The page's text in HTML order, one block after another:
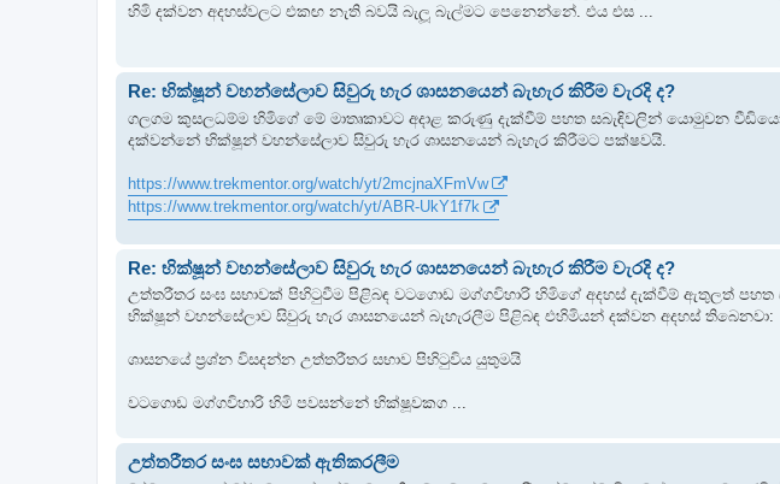
හිමි දක්වන අදහස්වලට එකඟ නැති බවයි බැලූ බැල්මට පෙනෙන්නේ. එය එස ...
Re: භික්ෂූන් වහන්සේලාව සිවුරු හැර ශාසනයෙන් බැහැර කිරීම වැරදි ද?
ගලගම කුසලධම්ම හිමිගේ මේ මාතෘකාවට අදාළ කරුණු දැක්වීම් පහත සබැඳිවලින් යොමුවන
දක්වන්නේ භික්ෂූන් වහන්සේලාව සිවුරු හැර ශාසනයෙන් බැහැර කිරීමට පක්ෂවයි.
https://www.trekmentor.org/watch/yt/2mcjnaXFmVw
https://www.trekmentor.org/watch/yt/ABR-UkY1f7k
Re: භික්ෂූන් වහන්සේලාව සිවුරු හැර ශාසනයෙන් බැහැර කිරීම වැරදි ද?
උත්තරීතර සංඝ සභාවක් පිහිටුවීම පිළිබඳ වටගොඩ මග්ගවිහාරි හිමිගේ අදහස් දැක්වීම් ඇතුලත්
භික්ෂූන් වහන්සේලාව සිවුරු හැර ශාසනයෙන් බැහැරලීම පිළිබඳ එහිමියන් දක්වන අදහස් තිබෙනවා:
ශාසනයේ ප්‍රශ්න විසදන්න උත්තරීතර සභාව පිහිටුවිය යුතුමයි
වටගොඩ මග්ගවිහාරි හිමි පවසන්නේ භික්ෂූවකග ...
උත්තරීතර සංඝ සභාවක් ඇතිකරලීම